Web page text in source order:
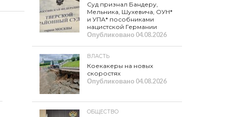
Суд признал Бандеру,
Мельника, Шухевича, ОУН*
и УПА* пособниками
нацистской Германии
Опубликовано04.08.2026
ВЛАСТЬ
Коекакеры на новых
скоростях
Опубликовано04.08.2026
ОБЩЕСТВО